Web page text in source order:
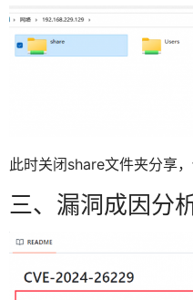
此时关闭share文件夹分享
三、漏洞成因分